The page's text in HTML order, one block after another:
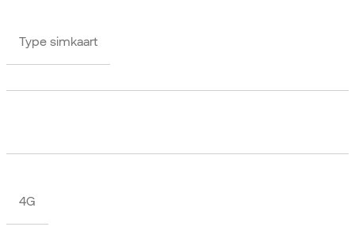
Type simkaart
4G